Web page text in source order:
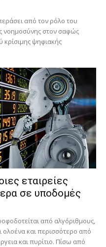
από τον ρόλο του
νοημοσύνης στον σαφώς
ψηφιακής
εταιρείες
σε υποδομές
από αλγόριθμους,
ολοένα και περισσότερο από
και πυρίτιο. Πίσω από